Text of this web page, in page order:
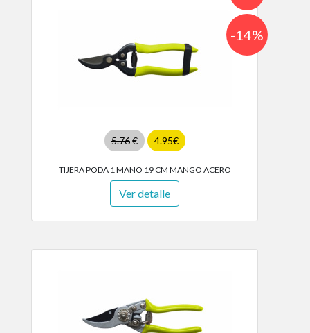
5.76€ 4.95€
-14%
TIJERA PODA 1 MANO 19 CM MANGO ACERO
Ver detalle